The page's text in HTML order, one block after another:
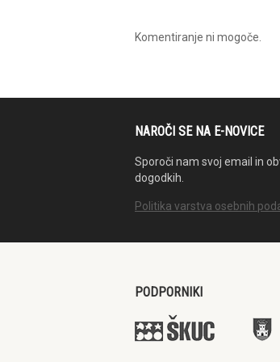
Komentiranje ni mogoče.
NAROČI SE NA E-NOVICE
Sporoči nam svoj email in
dogodkih.
Politika varstva osebnih
PODPORNIKI